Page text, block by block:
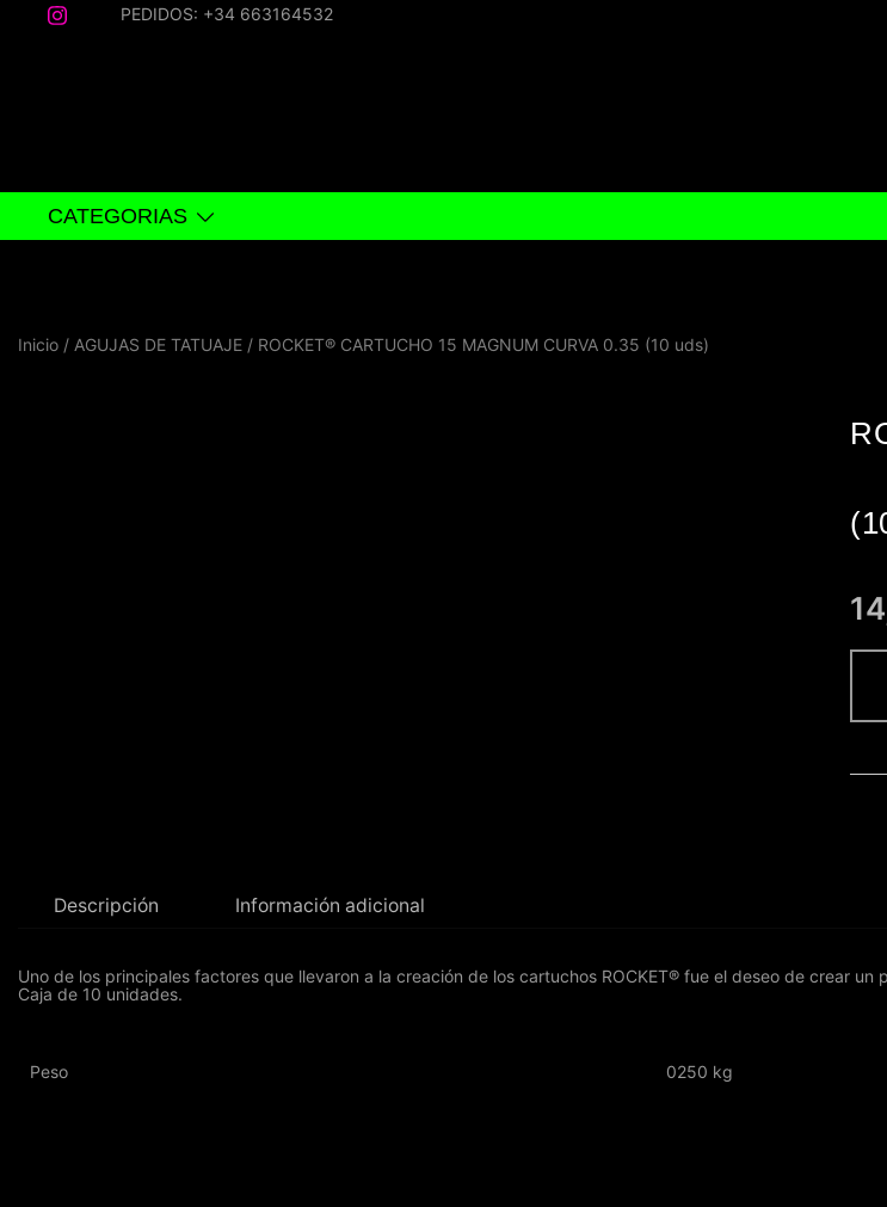
PEDIDOS: +34 663164532
CATEGORIAS
Inicio / AGUJAS DE TATUAJE / ROCKET® CARTUCHO 15 MAGNUM CURVA 0.35 (10 uds)
Descripción Información adicional
Uno de los principales factores que llevaron a la creación de los cartuchos ROCKET® fue el deseo de crear
Caja de 10 unidades.
Peso 0250 kg